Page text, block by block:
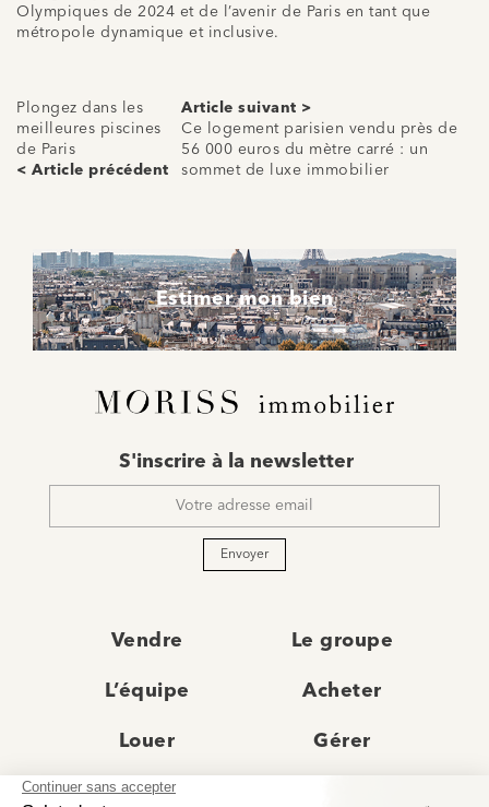
Olympiques de 2024 et de l’avenir de Paris en tant que
métropole dynamique et inclusive.
Plongez dans les
meilleures piscines
de Paris
< Article précédent
Article suivant >
Ce logement parisien vendu près de
56 000 euros du mètre carré : un
sommet de luxe immobilier
Estimer mon bien
mail
S'inscrire à la newsletter
Envoyer
Vendre Le groupe
L’équipe Acheter
Louer Gérer
Actualités